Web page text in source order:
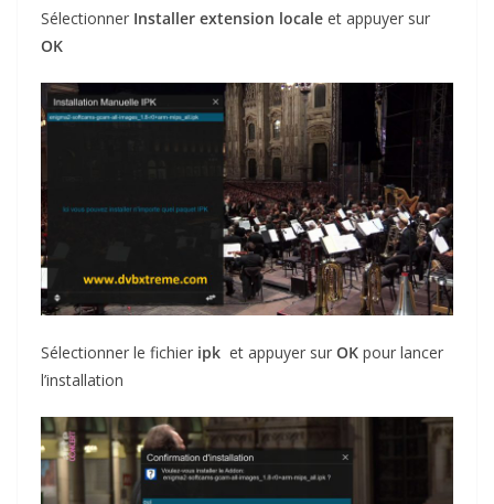
Sélectionner Installer extension locale et appuyer sur
OK
Sélectionner le fichier ipk et appuyer sur OK pour lancer
l’installation